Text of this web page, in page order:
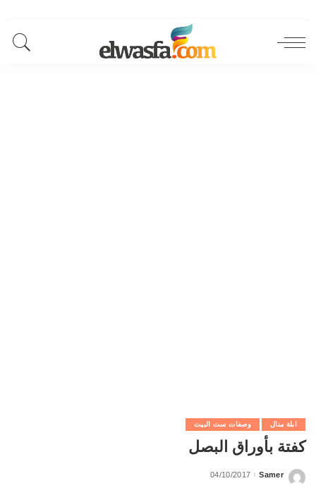
ابلة منال وصفات ست البيت
كفتة بأوراق البصل
Posted
Samer
04/10/2017